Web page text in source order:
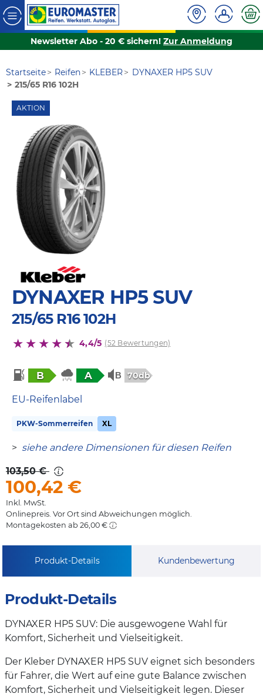
Newsletter Abo - 20 € sichern! Zur Anmeldung
Startseite Reifen KLEBER
DYNAXER HP5 SUV
215/65 R16 102H
AKTION
DYNAXER HP5 SUV
215/65 R16 102H
4,4/5 (52 Bewertungen)
B A 70db
EU-Reifenlabel
PKW-Sommerreifen XL
> siehe andere Dimensionen für diesen Reifen
103,50 €
100,42 €
Inkl. MwSt.
Onlinepreis. Vor Ort sind Abweichungen möglich.
Montagekosten ab 26,00 €
Produkt-Details Kundenbewertung
Produkt-Details
DYNAXER HP5 SUV: Die ausgewogene Wahl für
Komfort, Sicherheit und Vielseitigkeit.
Der Kleber DYNAXER HP5 SUV eignet sich besonders
für Fahrer, die Wert auf eine gute Balance zwischen
Komfort, Sicherheit und Vielseitigkeit legen. Dieser